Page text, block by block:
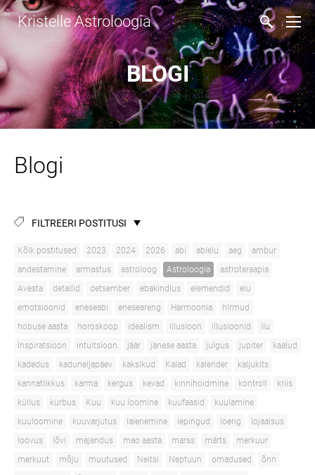
Kristelle Astroloogia
BLOGI
Blogi
FILTREERI POSTITUSI
Kõik postitused 2023 2024 2026 abi abielu aeg
ambur
andestamine
armastus astroloog Astroloogia
astroteraapia
Avesta
detailid detsember ebakindlus elemendid
elu
emotsioonid
eneseabi eneseareng Harmoonia
hirmud
hobuse aasta
horoskoop idealism illusioon illusioonid
ilu
Inspiratsioon
intuitsioon jäär jänese aasta julgus jupiter
kaalud
kadedus
kaduneljapäev kaksikud Kalad kalender
kaljukits
kannatlikkus
karma kergus kevad kinnihoidmine kontroll
kriis
küllus
kurbus Kuu kuu loomine kuufaasid
kuulamine
kuuloomine
kuuvarjutus laienemine lepingud loeng
lojaalsus
loovus
lõvi majandus mao aasta marss märts
merkuur
merkuut
mõju muutused Neitsi Neptuun omadused
õnn